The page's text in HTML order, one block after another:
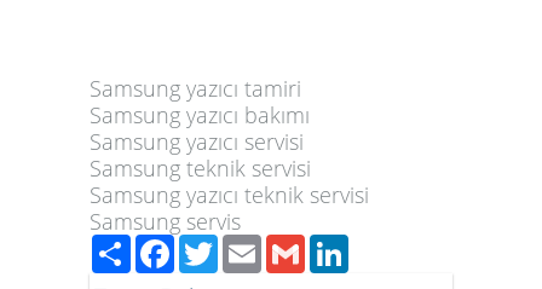
Samsung yazıcı tamiri
Samsung yazıcı bakımı
Samsung yazıcı servisi
Samsung teknik servisi
Samsung yazıcı teknik servisi
Samsung servis
PaylaşFacebook
TwitterEmailGmail